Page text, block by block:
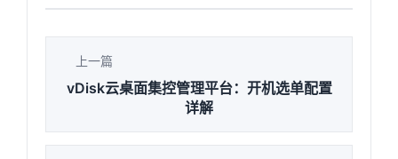
上一篇
vDisk云桌面集控管理平台：开机选单配置
详解